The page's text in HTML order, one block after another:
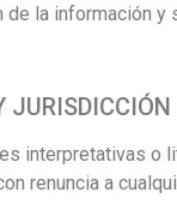
de la información
JURISDICCIÓN
interpretativas o
renuncia a